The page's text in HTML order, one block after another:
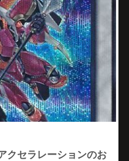
クセラレーションのお